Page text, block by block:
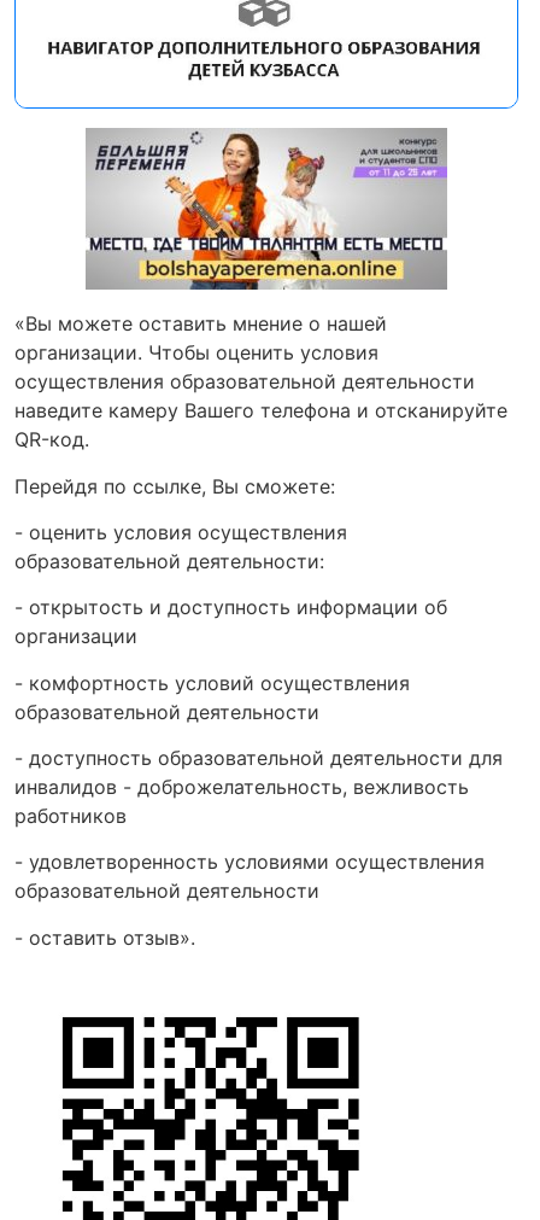
«Вы можете оставить мнение о нашей
организации. Чтобы оценить условия
осуществления образовательной деятельности
наведите камеру Вашего телефона и отсканируйте
QR-код.
Перейдя по ссылке, Вы сможете:
- оценить условия осуществления
образовательной деятельности:
- открытость и доступность информации об
организации
- комфортность условий осуществления
образовательной деятельности
- доступность образовательной деятельности для
инвалидов - доброжелательность, вежливость
работников
- удовлетворенность условиями осуществления
образовательной деятельности
- оставить отзыв».